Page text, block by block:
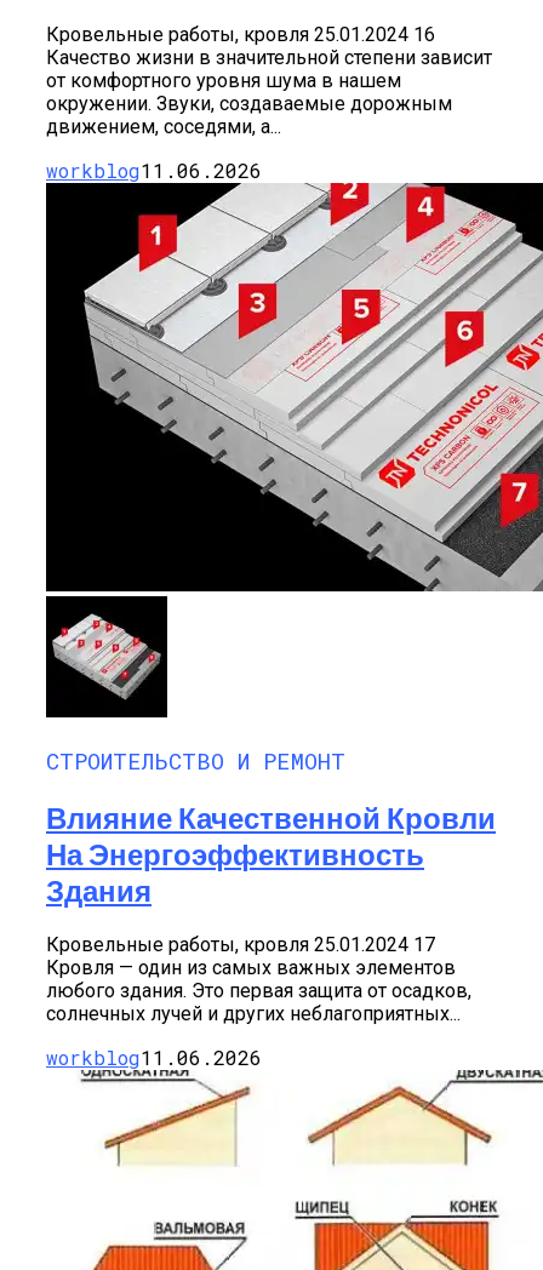
Кровельные работы, кровля 25.01.2024 16
Качество жизни в значительной степени зависит
от комфортного уровня шума в нашем
окружении. Звуки, создаваемые дорожным
движением, соседями, а...
workblog11.06.2026
СТРОИТЕЛЬСТВО И РЕМОНТ
Влияние Качественной Кровли
На Энергоэффективность
Здания
Кровельные работы, кровля 25.01.2024 17
Кровля — один из самых важных элементов
любого здания. Это первая защита от осадков,
солнечных лучей и других неблагоприятных...
workblog11.06.2026